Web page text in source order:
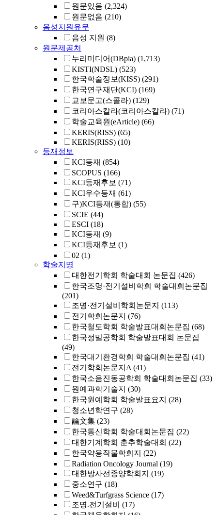
원문있음 (2,324)
원문없음 (210)
음성지원유무
음성 지원 (8)
원문제공처
누리미디어(DBpia) (1,713)
KISTI(NDSL) (523)
한국학술정보(KISS) (291)
한국연구재단(KCI) (169)
교보문고(스콜라) (129)
코리아스칼라(코리아스칼라) (71)
학술교육원(eArticle) (66)
KERIS(RISS) (65)
KERIS(RISS) (10)
등재정보
KCI등재 (854)
SCOPUS (166)
KCI등재후보 (71)
KCI우수등재 (61)
구)KCI등재(통합) (55)
SCIE (44)
ESCI (18)
KCI등재 (9)
KCI등재후보 (1)
02 (1)
학술지명
대한전기학회 학술대회 논문집 (426)
한국조명·전기설비학회 학술대회논문집
(201)
조명·전기설비학회논문지 (113)
전기학회논문지 (76)
한국철도학회 학술발표대회논문집 (68)
한국정밀공학회 학술발표대회 논문집
(49)
한국대기환경학회 학술대회논문집 (41)
전기학회논문지A (41)
한국소음진동공학회 학술대회논문집 (33)
원예과학기술지 (30)
한국원예학회 학술발표요지 (28)
청소년학연구 (28)
論文集 (23)
한국통신학회 학술대회논문집 (22)
대한기계학회 춘추학술대회 (22)
한국약용작물학회지 (22)
Radiation Oncology Journal (19)
대한방사선종양학회지 (19)
중소연구 (18)
Weed&Turfgrass Science (17)
조명.전기설비
(17)